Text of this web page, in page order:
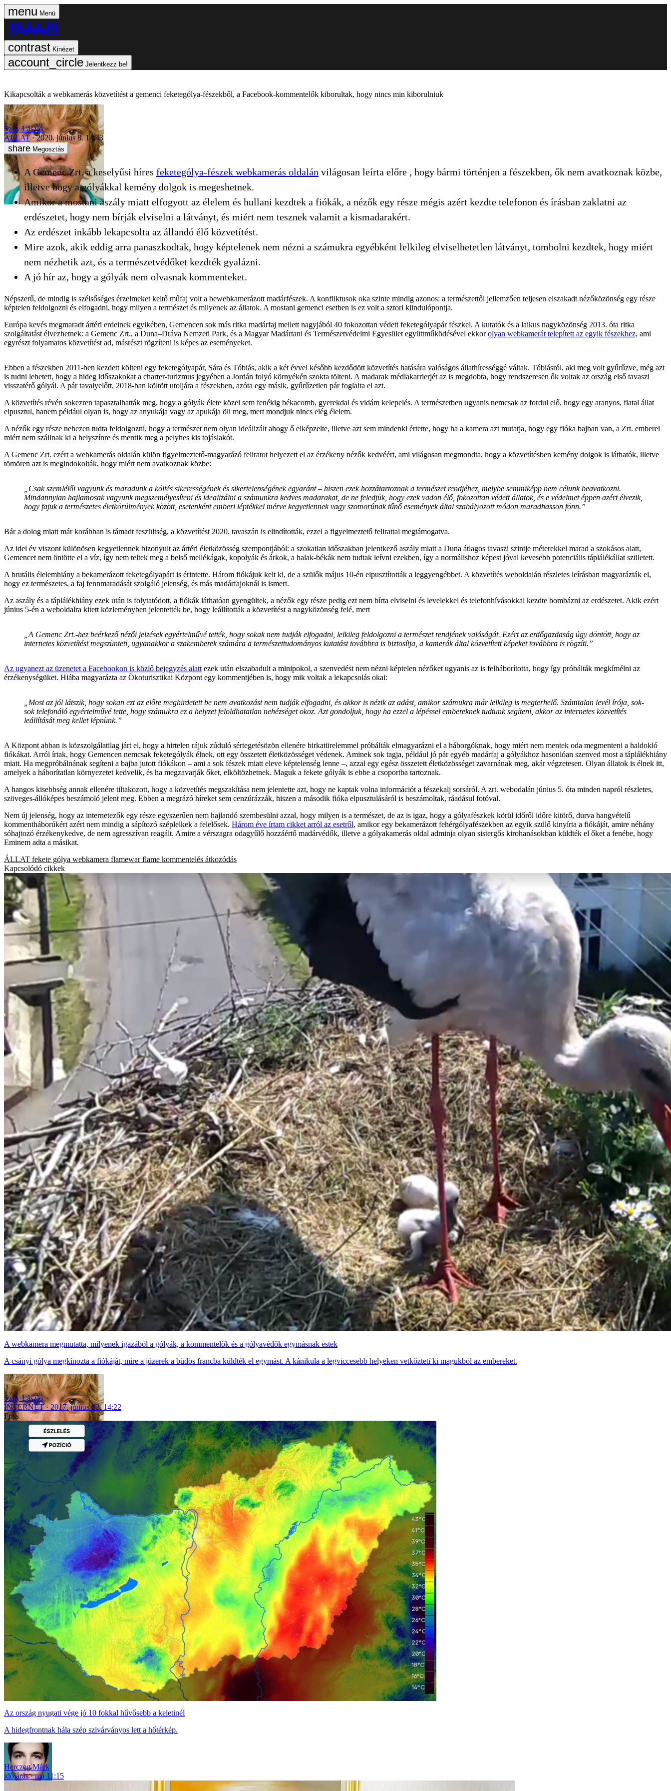
Menü
Kinézet
Jelentkezz be!
Kikapcsolták a webkamerás közvetítést a gemenci feketególya-fészekből, a Facebook-kommentelők kiborultak, hogy nincs min kiborulniuk
Szily László
ÁLLAT
2020. június 8. 14:43
Megosztás
A Gemenc Zrt. a keselyűsi híres feketególya-fészek webkamerás oldalán világosan leírta előre , hogy bármi történjen a fészekben, ők nem avatkoznak közbe,
illetve hogy a gólyákkal kemény dolgok is megeshetnek.
Amikor a mostani aszály miatt elfogyott az élelem és hullani kezdtek a fiókák, a nézők egy része mégis azért kezdte telefonon és írásban zaklatni az
erdészetet, hogy nem bírják elviselni a látványt, és miért nem tesznek valamit a kismadarakért.
Az erdészet inkább lekapcsolta az állandó élő közvetítést.
Mire azok, akik eddig arra panaszkodtak, hogy képtelenek nem nézni a számukra egyébként lelkileg elviselhetetlen látványt, tombolni kezdtek, hogy miért
nem nézhetik azt, és a természetvédőket kezdték gyalázni.
A jó hír az, hogy a gólyák nem olvasnak kommenteket.
Népszerű, de mindig is szélsőséges érzelmeket keltő műfaj volt a bewebkamerázott madárfészek. A konfliktusok oka szinte mindig azonos: a természettől jellemzően teljesen elszakadt nézőközönség egy része
képtelen feldolgozni és elfogadni, hogy milyen a természet és milyenek az állatok. A mostani gemenci esetben is ez volt a sztori kiindulópontja.
Európa kevés megmaradt ártéri erdeinek egyikében, Gemencen sok más ritka madárfaj mellett nagyjából 40 fokozottan védett feketególyapár fészkel. A kutatók és a laikus nagyközönség 2013. óta ritka
szolgáltatást élvezhetnek: a Gemenc Zrt., a Duna–Dráva Nemzeti Park, és a Magyar Madártani és Természetvédelmi Egyesület együttműködésével ekkorolyan webkamerát telepített az egyik fészekhez, ami
egyrészt folyamatos közvetítést ad, másrészt rögzíteni is képes az eseményeket.
Ebben a fészekben 2011-ben kezdett költeni egy feketególyapár, Sára és Tóbiás, akik a két évvel később kezdődött közvetítés hatására valóságos állathírességgé váltak. Tóbiásról, aki meg volt gyűrűzve, még azt
is tudni lehetett, hogy a hideg időszakokat a charter-turizmus jegyében a Jordán folyó környékén szokta tölteni. A madarak médiakarrierjét az is megdobta, hogy rendszeresen ők voltak az ország első tavaszi
visszatérő gólyái. A pár tavalyelőtt, 2018-ban költött utoljára a fészekben, azóta egy másik, gyűrűzetlen pár foglalta el azt.
A közvetítés révén sokezren tapasztalhatták meg, hogy a gólyák élete közel sem fenékig békacomb, gyerekdal és vidám kelepelés. A természetben ugyanis nemcsak az fordul elő, hogy egy aranyos, fiatal állat
elpusztul, hanem például olyan is, hogy az anyukája vagy az apukája öli meg, mert mondjuk nincs elég élelem.
A nézők egy része nehezen tudta feldolgozni, hogy a természet nem olyan ideálizált ahogy ő elképzelte, illetve azt sem mindenki értette, hogy ha a kamera azt mutatja, hogy egy fióka bajban van, a Zrt. emberei
miért nem szállnak ki a helyszínre és mentik meg a pelyhes kis tojáslakót.
A Gemenc Zrt. ezért a webkamerás oldalán külön figyelmeztető-magyarázó feliratot helyezett el az érzékeny nézők kedvéért, ami világosan megmondta, hogy a közvetítésben kemény dolgok is láthatók, illetve
tömören azt is megindokolták, hogy miért nem avatkoznak közbe:
„Csak szemlélői vagyunk és maradunk a költés sikerességének és sikertelenségének egyaránt – hiszen ezek hozzátartoznak a természet rendjéhez, melybe semmiképp nem célunk beavatkozni.
Mindannyian hajlamosak vagyunk megszemélyesíteni és idealizálni a számunkra kedves madarakat, de ne feledjük, hogy ezek vadon élő, fokozottan védett állatok, és e védelmet éppen azért élvezik,
hogy fajuk a természetes életkörülmények között, esetenként emberi léptékkel mérve kegyetlennek vagy szomorúnak tűnő események által szabályozott módon maradhasson fönn.”
Bár a dolog miatt már korábban is támadt feszültség, a közvetítést 2020. tavaszán is elindították, ezzel a figyelmeztető felirattal megtámogatva.
Az idei év viszont különösen kegyetlennek bizonyult az ártéri életközösség szempontjából: a szokatlan időszakban jelentkező aszály miatt a Duna átlagos tavaszi szintje méterekkel marad a szokásos alatt,
Gemencet nem öntötte el a víz, így nem teltek meg a belső mellékágak, kopolyák és árkok, a halak-békák nem tudtak leívni ezekben, így a normálishoz képest jóval kevesebb potenciális táplálékállat született.
A brutális élelemhiány a bekamerázott feketególyapárt is érintette. Három fiókájuk kelt ki, de a szülők május 10-én elpusztították a leggyengébbet. A közvetítés weboldalán részletes leírásban magyarázták el,
hogy ez természetes, a faj fennmaradását szolgáló jelenség, és más madárfajoknál is ismert.
Az aszály és a táplálékhiány ezek után is folytatódott, a fiókák láthatóan gyengültek, a nézők egy része pedig ezt nem bírta elviselni és levelekkel és telefonhívásokkal kezdte bombázni az erdészetet. Akik ezért
június 5-én a weboldalra kitett közleményben jelentették be, hogy leállították a közvetítést a nagyközönség felé, mert
„A Gemenc Zrt.-hez beérkező nézői jelzések egyértelművé tették, hogy sokak nem tudják elfogadni, lelkileg feldolgozni a természet rendjének valóságát. Ezért az erdőgazdaság úgy döntött, hogy az
internetes közvetítést megszünteti, ugyanakkor a szakemberek számára a természettudományos kutatást továbbra is biztosítja, a kamerák által közvetített képeket továbbra is rögzíti.”
Az ugyanezt az üzenetet a Facebookon is közlő bejegyzés alatt ezek után elszabadult a minipokol, a szenvedést nem nézni képtelen nézőket ugyanis az is felháborította, hogy így próbálták megkímélni az
érzékenységüket. Hiába magyarázta az Ökoturisztikai Központ egy kommentjében is, hogy mik voltak a lekapcsolás okai:
„Most az jól látszik, hogy sokan ezt az előre meghirdetett be nem avatkozást nem tudják elfogadni, és akkor is nézik az adást, amikor számukra már lelkileg is megterhelő. Számtalan levél írója, sok-
sok telefonáló egyértelművé tette, hogy számukra ez a helyzet feloldhatatlan nehézséget okoz. Azt gondoljuk, hogy ha ezzel a lépéssel embereknek tudtunk segíteni, akkor az internetes közvetítés
leállítását meg kellet lépnünk.”
A Központ abban is közszolgálatilag járt el, hogy a hirtelen rájuk zúduló sértegetésözön ellenére birkatürelemmel próbálták elmagyarázni el a háborgóknak, hogy miért nem mentek oda megmenteni a haldokló
fiókákat. Arról írtak, hogy Gemencen nemcsak feketególyák élnek, ott egy összetett életközösséget védenek. Aminek sok tagja, például jó pár egyéb madárfaj a gólyákhoz hasonlóan szenved most a táplálékhiány
miatt. Ha megpróbálnának segíteni a bajba jutott fiókákon – ami a sok fészek miatt eleve képtelenség lenne –, azzal egy egész összetett életközösséget zavarnának meg, akár végzetesen. Olyan állatok is élnek itt,
amelyek a háborítatlan környezetet kedvelik, és ha megzavarják őket, elköltözhetnek. Maguk a fekete gólyák is ebbe a csoportba tartoznak.
A hangos kisebbség annak ellenére tiltakozott, hogy a közvetítés megszakítása nem jelentette azt, hogy ne kaptak volna információt a fészekalj sorsáról. A zrt. webodalán június 5. óta minden napról részletes,
szöveges-állóképes beszámoló jelent meg. Ebben a megrázó híreket sem cenzúrázzák, hiszen a második fióka elpusztulásáról is beszámoltak, ráadásul fotóval.
Nem új jelenség, hogy az internetezők egy része egyszerűen nem hajlandó szembesülni azzal, hogy milyen is a természet, de az is igaz, hogy a gólyafészkek körül időről időre kitörő, durva hangvételű
kommentháborúkért azért nem mindig a sápítozó széplelkek a felelősek. Három éve írtam cikket arról az esetről, amikor egy bekamerázott fehérgólyafészekben az egyik szülő kinyírta a fiókáját, amire néhány
sóhajtozó érzékenykedve, de nem agresszívan reagált. Amire a vérszagra odagyűlő hozzáértő madárvédők, illetve a gólyakamerás oldal adminja olyan sistergős kirohanásokban küldték el őket a fenébe, hogy
Eminem adta a másikat.
ÁLLAT fekete gólya webkamera flamewar flame kommentelés átkozódás
Kapcsolódó cikkek
A webkamera megmutatta, milyenek igazából a gólyák, a kommentelők és a gólyavédők egymásnak estek
A csányi gólya megkínozta a fiókáját, mire a júzerek a büdös francba küldték el egymást. A kánikula a legviccesebb helyeken vetkőzteti ki magukból az embereket.
Szily László
INTERNET
2017. június 22. 14:22
Friss
Az ország nyugati vége jó 10 fokkal hűvősebb a keletinél
A hidegfrontnak hála szép szivárványos lett a hőtérkép.
Herczeg Márk
időjárás
ma 11:15